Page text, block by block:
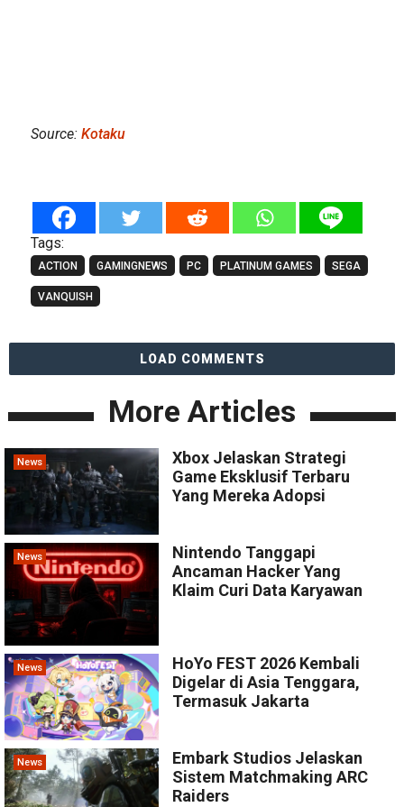
Source: Kotaku
Tags:
ACTION GAMINGNEWS PC PLATINUM GAMES SEGA
VANQUISH
LOAD COMMENTS
More Articles
News
Xbox Jelaskan Strategi
Game Eksklusif Terbaru
Yang Mereka Adopsi
News
Nintendo Tanggapi
Ancaman Hacker Yang
Klaim Curi Data Karyawan
News
HoYo FEST 2026 Kembali
Digelar di Asia Tenggara,
Termasuk Jakarta
News
Embark Studios Jelaskan
Sistem Matchmaking ARC
Raiders